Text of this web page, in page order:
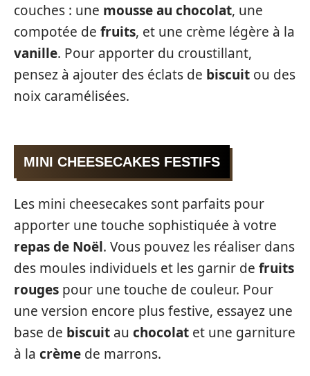
couches : une mousse au chocolat, une
compotée de fruits, et une crème légère à la
vanille. Pour apporter du croustillant,
pensez à ajouter des éclats de biscuit ou des
noix caramélisées.
MINI CHEESECAKES FESTIFS
Les mini cheesecakes sont parfaits pour
apporter une touche sophistiquée à votre
repas de Noël. Vous pouvez les réaliser dans
des moules individuels et les garnir de fruits
rouges pour une touche de couleur. Pour
une version encore plus festive, essayez une
base de biscuit au chocolat et une garniture
à la crème de marrons.